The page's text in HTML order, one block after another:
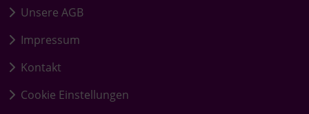
Unsere AGB
Impressum
Kontakt
Cookie Einstellungen